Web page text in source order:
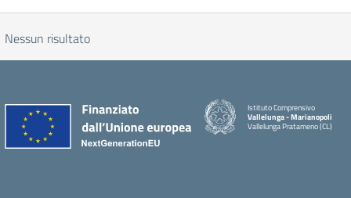
Nessun risultato
Istituto Comprensivo
Vallelunga - Marianopoli
Vallelunga Pratameno (CL)